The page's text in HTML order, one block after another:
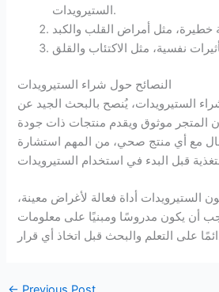
الستيرويدات.
النصائح حول شراء الستيرويدات
الستيرويدات، يُنصح بالبحث الجيد عن
المتجر موثوق ويقدم منتجات ذات جودة
مع أي منتج صحي، من المهم استشارة
الستيرويدات أداة فعالة لأغراض معينة،
أن يكون مدروسًا ومبنيًا على معلومات